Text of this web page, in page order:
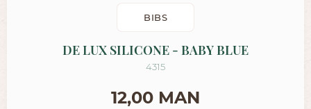
BIBS
DE LUX SILICONE - BABY BLUE
4315
12,00 MAN